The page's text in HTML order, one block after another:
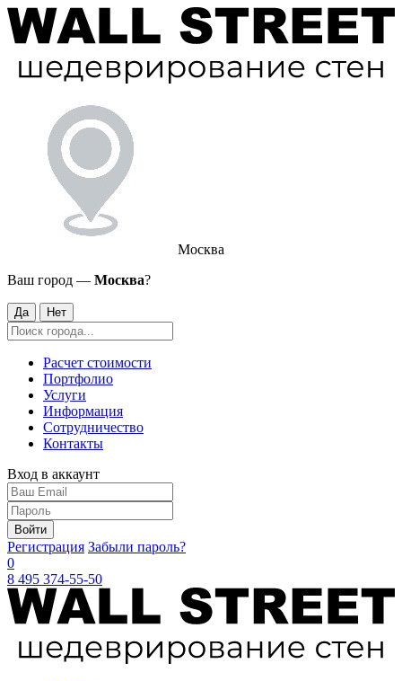
Москва
Ваш город — Москва?
Да Нет
Расчет стоимости
Портфолио
Услуги
Информация
Сотрудничество
Контакты
Вход в аккаунт
Войти
Регистрация Забыли пароль?
0
8 495 374-55-50